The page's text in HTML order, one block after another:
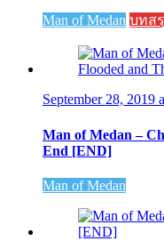
Man of Medan บทส
September 28, 2019
Man of Medan –
End [END]
Man of Medan